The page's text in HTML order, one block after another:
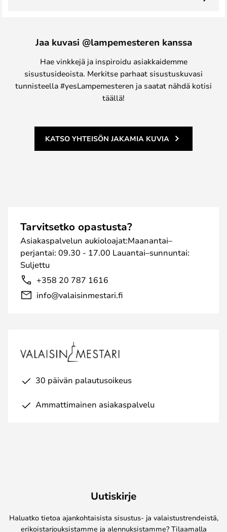
Jaa kuvasi @lampemesteren kanssa
Hae vinkkejä ja inspiroidu asiakkaidemme
sisustusideoista. Merkitse parhaat sisustuskuvasi
tunnisteella #yesLampemesteren ja saatat nähdä kotisi
täällä!
KATSO YHTEISÖN JAKAMIA KUVIA
Tarvitsetko opastusta?
Asiakaspalvelun aukioloajat:Maanantai–
perjantai: 09.30 - 17.00 Lauantai–sunnuntai:
Suljettu
+358 20 787 1616
info@valaisinmestari.fi
30 päivän palautusoikeus
Ammattimainen asiakaspalvelu
Uutiskirje
Haluatko tietoa ajankohtaisista sisustus- ja valaistustrendeistä,
erikoistarjouksistamme ja alennuksistamme? Tilaamalla